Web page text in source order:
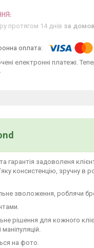
протягом 14 днів за
електронні платежі.
гарантія задоволеня
консистенцію, зручну в
зволоження, роблячи
рішення для кожного
на фото.